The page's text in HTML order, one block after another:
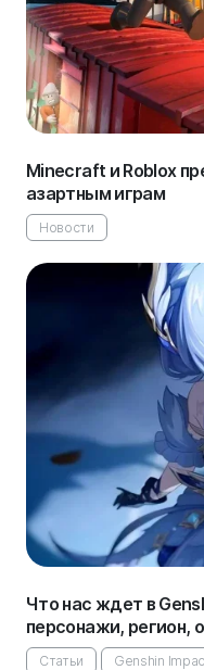
Minecraft и Roblox
азартным играм
Новости
Что нас ждет в
персонажи, регион,
Статьи Genshin